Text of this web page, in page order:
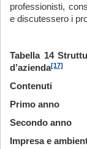
professionisti,
e discutessero i
Tabella 14
d’azienda[17]
Contenuti
Primo anno
Secondo anno
Impresa e